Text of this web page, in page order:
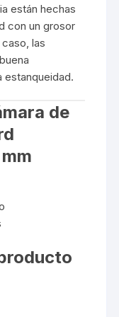
están hechas
con un grosor
las
estanqueidad.
de